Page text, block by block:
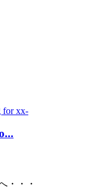
・・・